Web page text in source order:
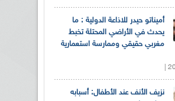
أميناتو حيدر للاذاعة الدولية : ما
يحدث في الأراضي المحتلة تخبط
مغربي حقيقي وممارسة استعمارية
نزيف الأنف عند الأطفال: أسبابه